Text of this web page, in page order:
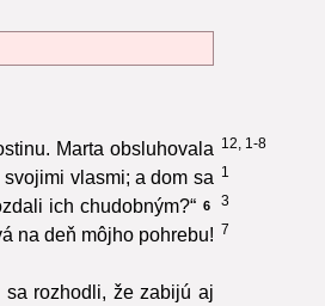
12, 1-8
1
Marta obsluhovala
3
vlasmi; a dom sa
ich chudobným?“ 6
7
na deň môjho pohrebu!
sa rozhodli, že zabijú aj